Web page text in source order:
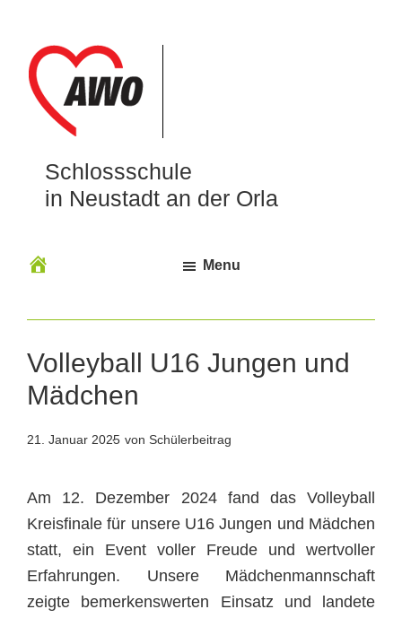
Schlossschule
in Neustadt an der Orla
Menu
Volleyball U16 Jungen und
Mädchen
21. Januar 2025 von Schülerbeitrag
Am 12. Dezember 2024 fand das Volleyball
Kreisfinale für unsere U16 Jungen und Mädchen
statt, ein Event voller Freude und wertvoller
Erfahrungen. Unsere Mädchenmannschaft
zeigte bemerkenswerten Einsatz und landete